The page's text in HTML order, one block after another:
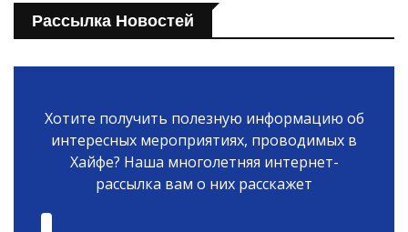
Рассылка Новостей
Хотите получить полезную информацию об
интересных мероприятиях, проводимых в
Хайфе? Наша многолетняя интернет-
рассылка вам о них расскажет